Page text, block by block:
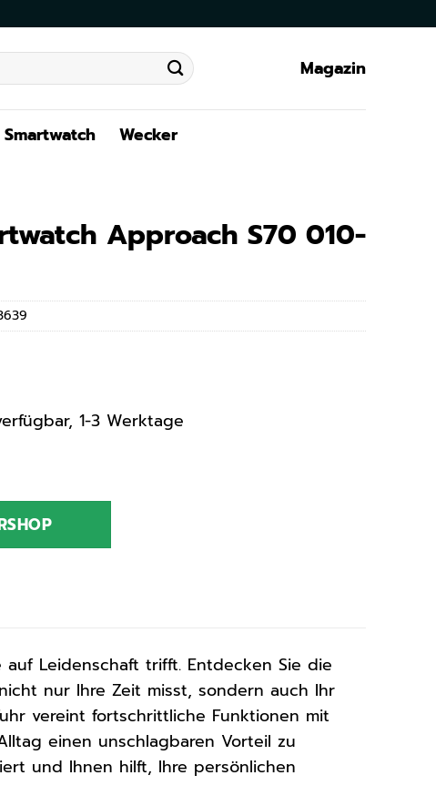
Magazin
Smartwatch Wecker
Approach S70 010-
1-3 Werktage
Leidenschaft trifft. Entdecken Sie die
nur Ihre Zeit misst, sondern auch Ihr
vereint fortschrittliche Funktionen mit
einen unschlagbaren Vorteil zu
und Ihnen hilft, Ihre persönlichen